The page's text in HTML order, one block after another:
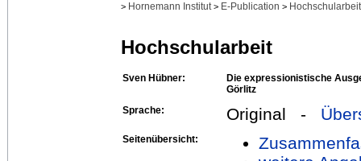
> Hornemann Institut > E-Publication >
Hochschularbeit
Sven Hübner:
Die expressionistische
Görlitz
Sprache:
Original -
Seitenübersicht: